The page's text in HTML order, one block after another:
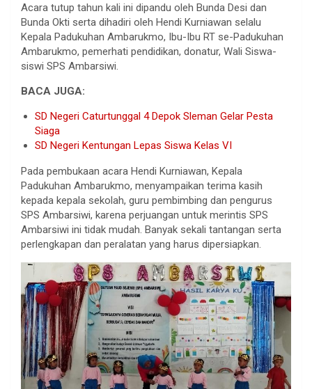
Acara tutup tahun kali ini dipandu oleh Bunda Desi dan
Bunda Okti serta dihadiri oleh Hendi Kurniawan selalu
Kepala Padukuhan Ambarukmo, Ibu-Ibu RT se-Padukuhan
Ambarukmo, pemerhati pendidikan, donatur, Wali Siswa-
siswi SPS Ambarsiwi.
BACA JUGA:
SD Negeri Caturtunggal 4 Depok Sleman Gelar Pesta
Siaga
SD Negeri Kentungan Lepas Siswa Kelas VI
Pada pembukaan acara Hendi Kurniawan, Kepala
Padukuhan Ambarukmo, menyampaikan terima kasih
kepada kepala sekolah, guru pembimbing dan pengurus
SPS Ambarsiwi, karena perjuangan untuk merintis SPS
Ambarsiwi ini tidak mudah. Banyak sekali tantangan serta
perlengkapan dan peralatan yang harus dipersiapkan.